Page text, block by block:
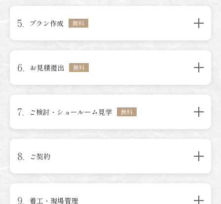
5. プラン作成 無料
6. お見積提出 無料
7. ご検討・ショールーム見学 無料
8. ご契約
9. 着工・現場管理